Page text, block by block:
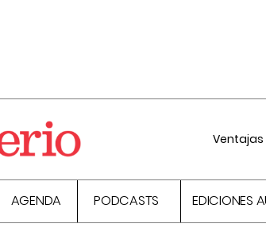
AGENDA PODCASTS EDICIONES